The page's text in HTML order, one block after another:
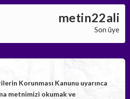
metin22ali
Son üye
Korunması Kanunu uyarınca
metnimizi okumak ve